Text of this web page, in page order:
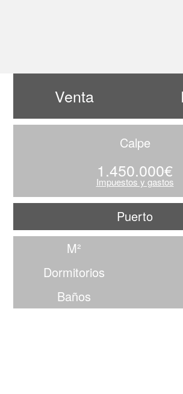
Venta
Calpe
1.450.000€
Impuestos y gastos
Puerto
M²
Dormitorios
Baños